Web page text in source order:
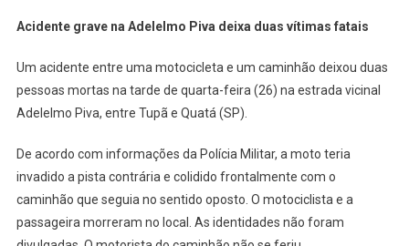
Acidente grave na Adelelmo Piva deixa duas vítimas fatais
Um acidente entre uma motocicleta e um caminhão deixou duas
pessoas mortas na tarde de quarta-feira (26) na estrada vicinal
Adelelmo Piva, entre Tupã e Quatá (SP).
De acordo com informações da Polícia Militar, a moto teria
invadido a pista contrária e colidido frontalmente com o
caminhão que seguia no sentido oposto. O motociclista e a
passageira morreram no local. As identidades não foram